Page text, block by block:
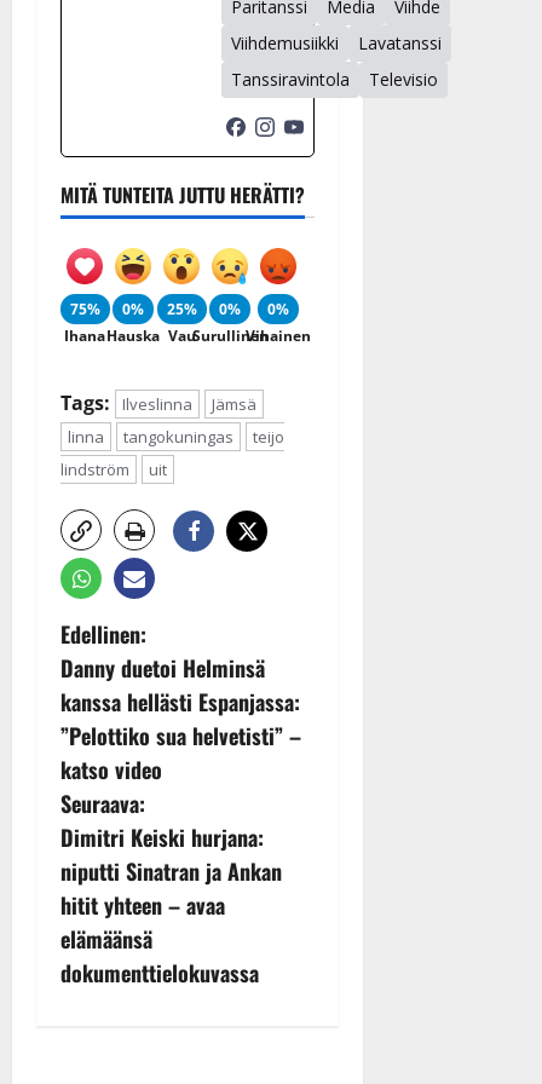
Paritanssi Media
Viihde
Viihdemusiikki
Lavatanssi
Tanssiravintola
Televisio
MITÄ TUNTEITA JUTTU HERÄTTI?
75%
Ihana
0%
Hauska
25%
Vau
0%
Surullinen
0%
Vihainen
Tags: Ilveslinna
Jämsä
linna
tangokuningas
teijo
lindström
uit
P
o
s
t
n
a
v
i
Edellinen:
Danny duetoi Helminsä
kanssa hellästi Espanjassa:
”Pelottiko sua helvetisti” –
katso video
Seuraava:
Dimitri Keiski hurjana:
niputti Sinatran ja Ankan
hitit yhteen – avaa
elämäänsä
dokumenttielokuvassa